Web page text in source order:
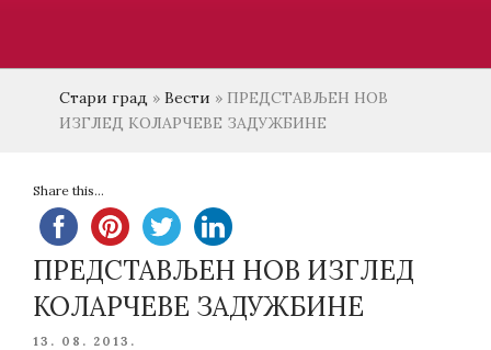
Стари град » Вести » ПРЕДСТАВЉЕН НОВ
ИЗГЛЕД КОЛАРЧЕВЕ ЗАДУЖБИНЕ
Share this...
ПРЕДСТАВЉЕН НОВ ИЗГЛЕД
КОЛАРЧЕВЕ ЗАДУЖБИНЕ
POSTED
13. 08. 2013.